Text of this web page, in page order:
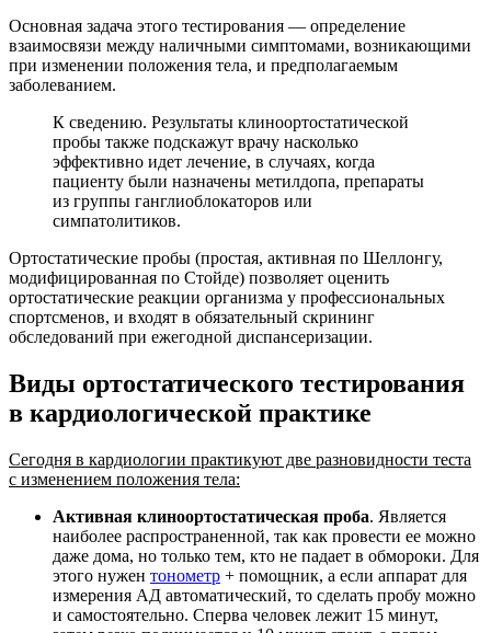
Основная задача этого тестирования — определение
взаимосвязи между наличными симптомами, возникающими
при изменении положения тела, и предполагаемым
заболеванием.
К сведению. Результаты клиноортостатической
пробы также подскажут врачу насколько
эффективно идет лечение, в случаях, когда
пациенту были назначены метилдопа, препараты
из группы ганглиоблокаторов или
симпатолитиков.
Ортостатические пробы (простая, активная по Шеллонгу,
модифицированная по Стойде) позволяет оценить
ортостатические реакции организма у профессиональных
спортсменов, и входят в обязательный скрининг
обследований при ежегодной диспансеризации.
Виды ортостатического тестирования
в кардиологической практике
Сегодня в кардиологии практикуют две разновидности теста
с изменением положения тела:
Активная клиноортостатическая проба. Является
наиболее распространенной, так как провести ее можно
даже дома, но только тем, кто не падает в обмороки. Для
этого нужен тонометр + помощник, а если аппарат для
измерения АД автоматический, то сделать пробу можно
и самостоятельно. Сперва человек лежит 15 минут,